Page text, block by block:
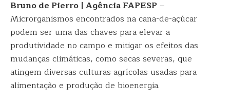
Bruno de Pierro | Agência FAPESP –
Microrganismos encontrados na cana-de-açúcar
podem ser uma das chaves para elevar a
produtividade no campo e mitigar os efeitos das
mudanças climáticas, como secas severas, que
atingem diversas culturas agrícolas usadas para
alimentação e produção de bioenergia.